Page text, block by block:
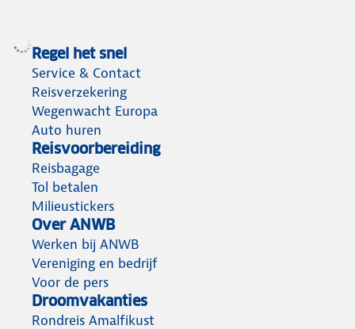
Regel het snel
Service & Contact
Reisverzekering
Wegenwacht Europa
Auto huren
Reisvoorbereiding
Reisbagage
Tol betalen
Milieustickers
Over ANWB
Werken bij ANWB
Vereniging en bedrijf
Voor de pers
Droomvakanties
Rondreis Amalfikust